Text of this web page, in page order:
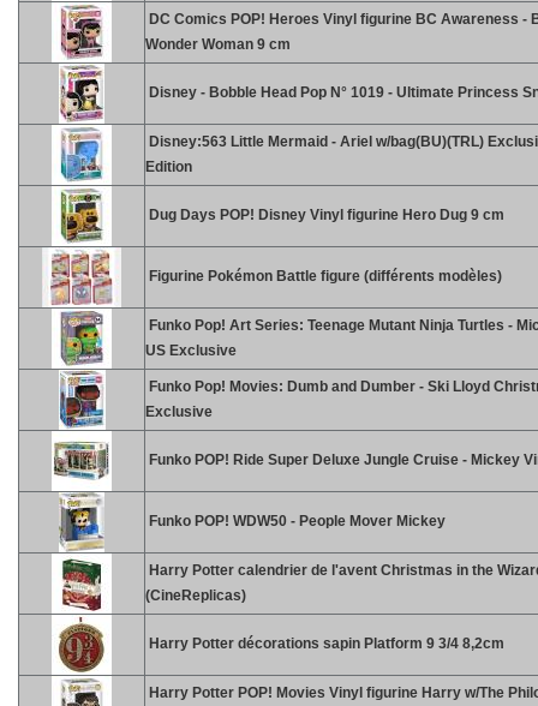
DC Comics POP! Heroes Vinyl figurine BC Awareness -
Wonder Woman 9 cm
Disney - Bobble Head Pop N° 1019 - Ultimate Princess
Disney:563 Little Mermaid - Ariel w/bag(BU)(TRL)
Edition
Dug Days POP! Disney Vinyl figurine Hero Dug 9 cm
Figurine Pokémon Battle figure (différents modèles)
Funko Pop! Art Series: Teenage Mutant Ninja Turtles -
US Exclusive
Funko Pop! Movies: Dumb and Dumber - Ski Lloyd
Exclusive
Funko POP! Ride Super Deluxe Jungle Cruise - Mickey
Funko POP! WDW50 - People Mover Mickey
Harry Potter calendrier de l'avent Christmas in the
(CineReplicas)
Harry Potter décorations sapin Platform 9 3/4 8,2cm
Harry Potter POP! Movies Vinyl figurine Harry w/The